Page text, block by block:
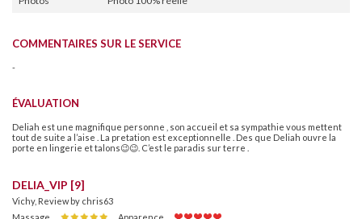
COMMENTAIRES SUR LE SERVICE
-
ÉVALUATION
Deliah est une magnifique personne , son accueil et sa sympathie vous mettent
tout de suite a l’aise . La pretation est exceptionnelle . Des que Deliah ouvre la
porte en lingerie et talons😉😉. C’est le paradis sur terre .
DELIA_VIP [9]
Vichy, Review by chris63